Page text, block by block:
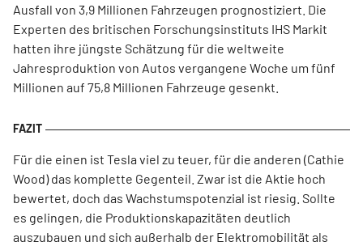
Ausfall von 3,9 Millionen Fahrzeugen prognostiziert. Die
Experten des britischen Forschungsinstituts IHS Markit
hatten ihre jüngste Schätzung für die weltweite
Jahresproduktion von Autos vergangene Woche um fünf
Millionen auf 75,8 Millionen Fahrzeuge gesenkt.
Für die einen ist Tesla viel zu teuer, für die anderen (Cathie
Wood) das komplette Gegenteil. Zwar ist die Aktie hoch
bewertet, doch das Wachstumspotenzial ist riesig. Sollte
es gelingen, die Produktionskapazitäten deutlich
auszubauen und sich außerhalb der Elektromobilität als